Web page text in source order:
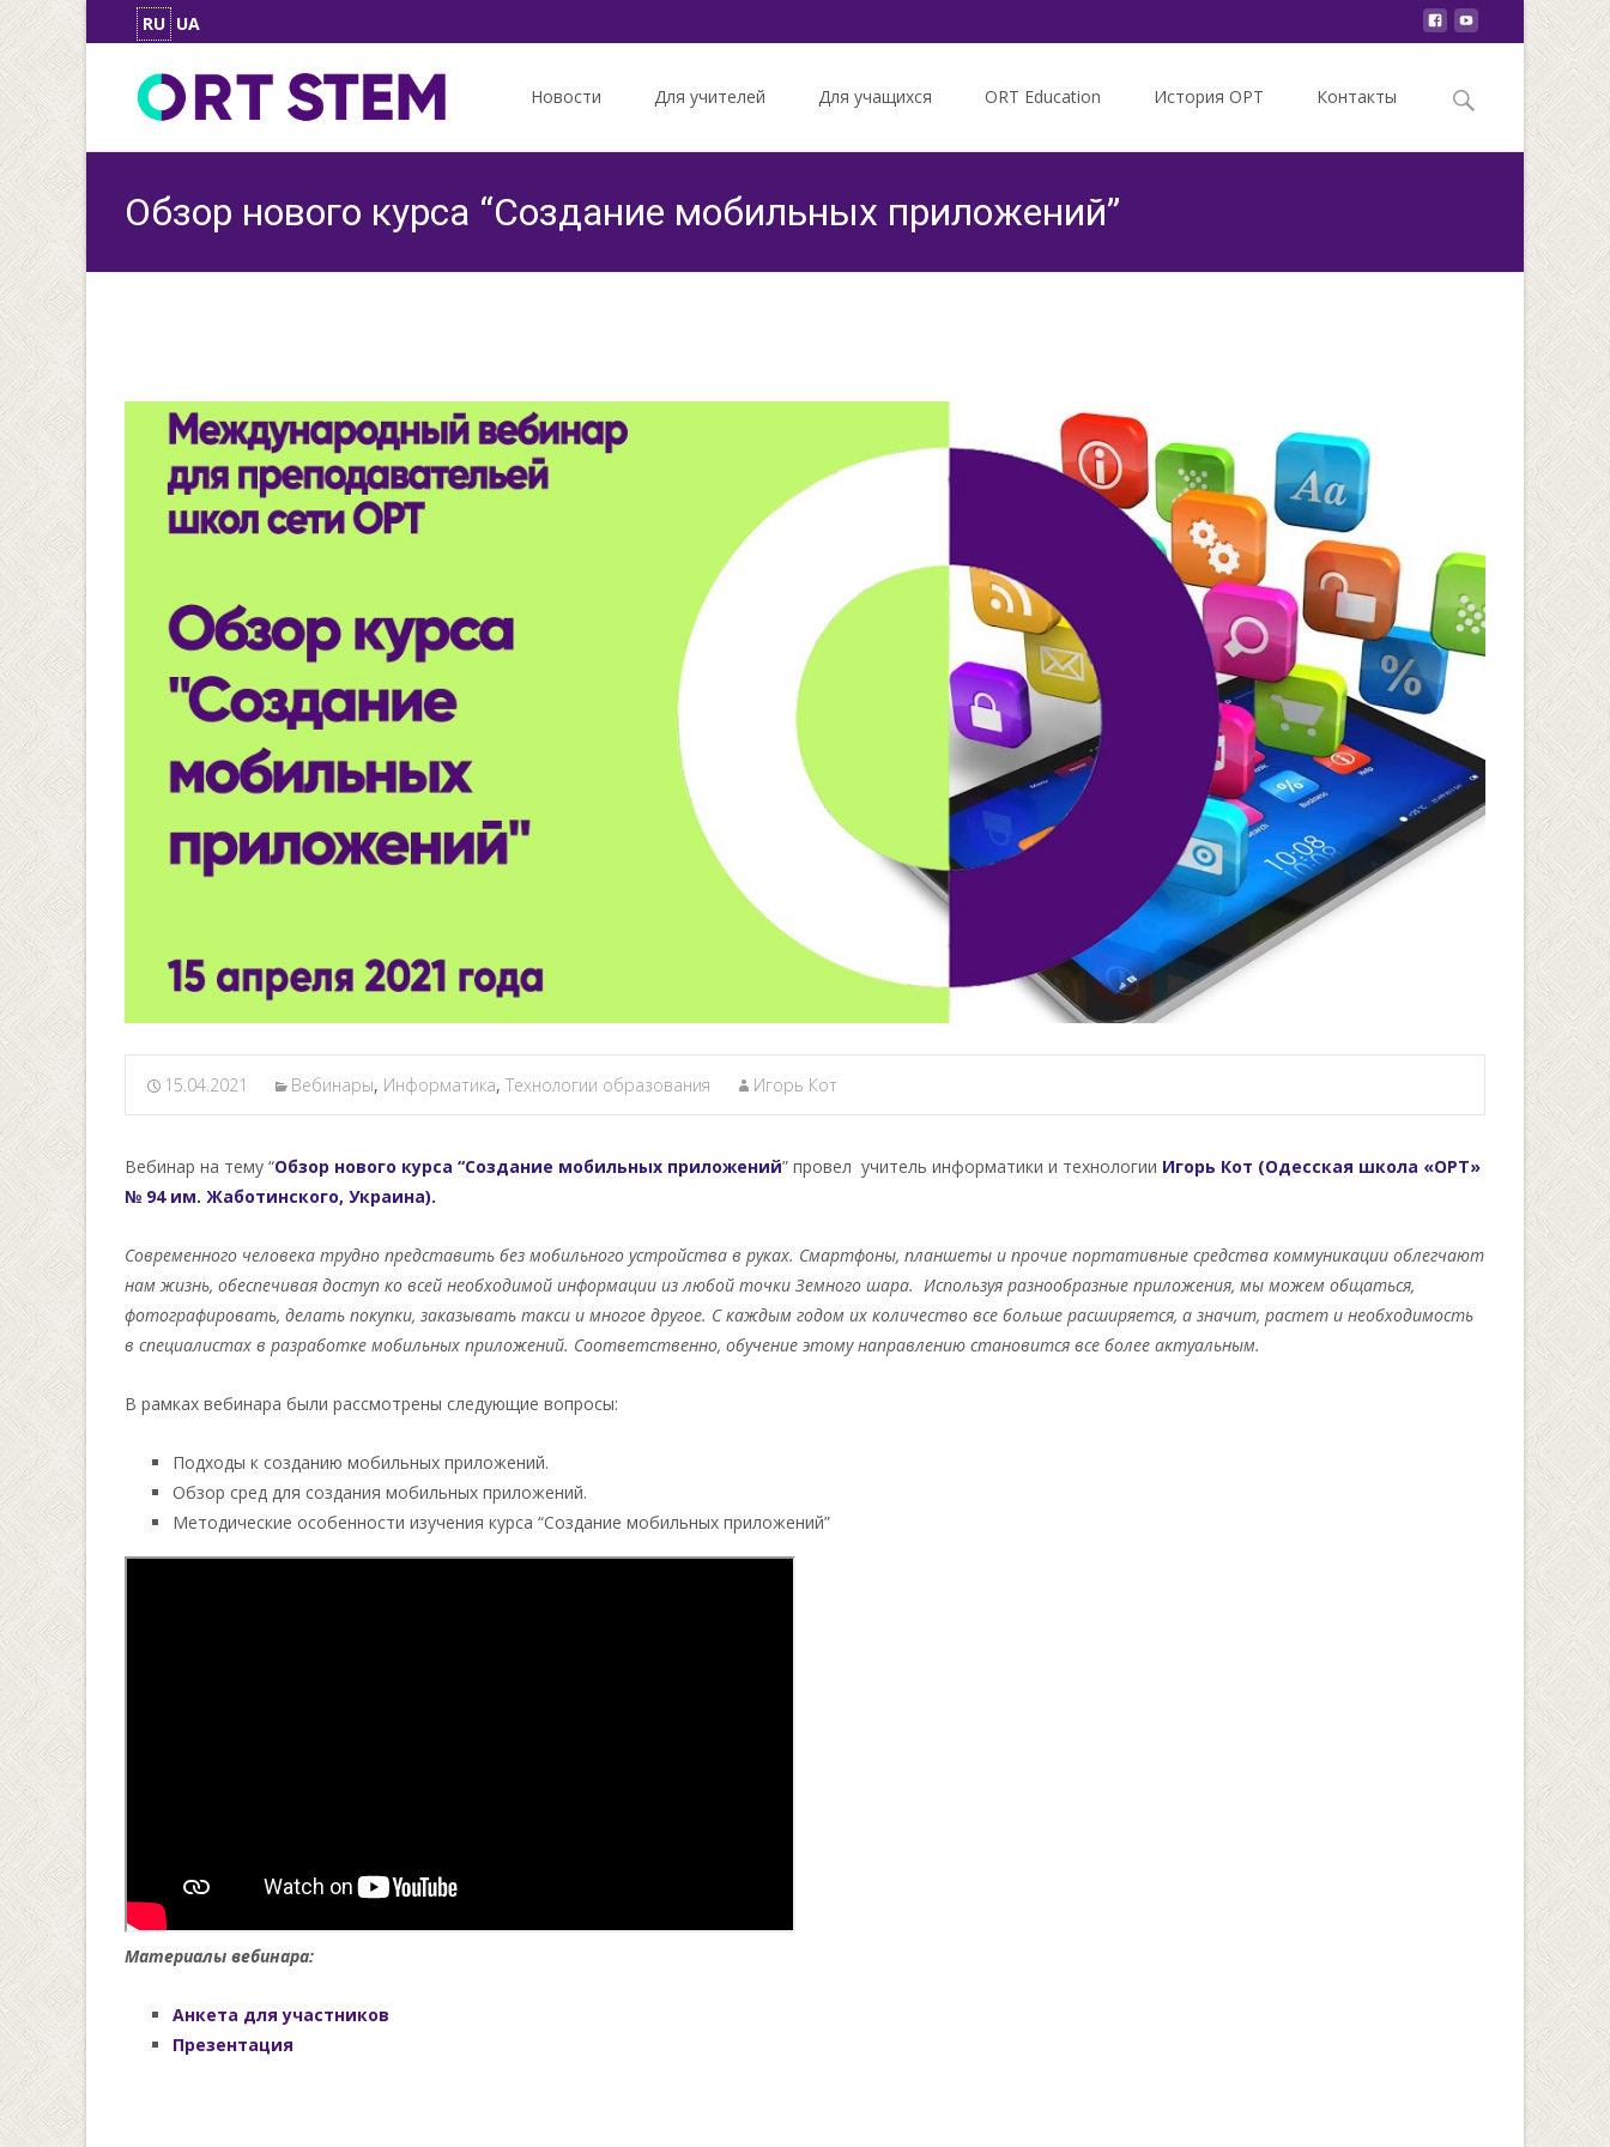
RU UA
Новости Для учителей Для учащихся ORT Education История ОРТ Контакты
Search
Обзор нового курса “Создание мобильных приложений”
15.04.2021 Вебинары, Информатика, Технологии образования Игорь Кот
Вебинар на тему “Обзор нового курса “Создание мобильных приложений” провел учитель информатики и технологии Игорь Кот (Одесская школа «ОРТ»
№ 94 им. Жаботинского, Украина).
Современного человека трудно представить без мобильного устройства в руках. Смартфоны, планшеты и прочие портативные средства коммуникации облегчают
нам жизнь, обеспечивая доступ ко всей необходимой информации из любой точки Земного шара. Используя разнообразные приложения, мы можем общаться,
фотографировать, делать покупки, заказывать такси и многое другое. С каждым годом их количество все больше расширяется, а значит, растет и необходимость
в специалистах в разработке мобильных приложений. Соответственно, обучение этому направлению становится все более актуальным.
В рамках вебинара были рассмотрены следующие вопросы:
Подходы к созданию мобильных приложений.
Обзор сред для создания мобильных приложений.
Методические особенности изучения курса “Создание мобильных приложений”
Материалы вебинара:
Анкета для участников
Презентация